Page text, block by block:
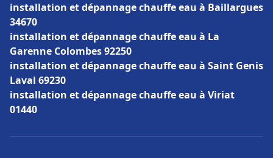
installation et dépannage chauffe eau à Baillargues
34670
installation et dépannage chauffe eau à La
Garenne Colombes 92250
installation et dépannage chauffe eau à Saint Genis
Laval 69230
installation et dépannage chauffe eau à Viriat
01440